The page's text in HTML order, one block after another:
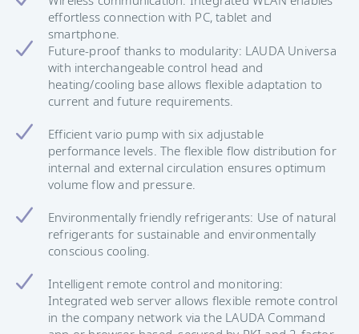
effortless connection with PC, tablet and
smartphone.
Future-proof thanks to modularity: LAUDA Universa
with interchangeable control head and
heating/cooling base allows flexible adaptation to
current and future requirements.
Efficient vario pump with six adjustable
performance levels. The flexible flow distribution for
internal and external circulation ensures optimum
volume flow and pressure.
Environmentally friendly refrigerants: Use of natural
refrigerants for sustainable and environmentally
conscious cooling.
Intelligent remote control and monitoring:
Integrated web server allows flexible remote control
in the company network via the LAUDA Command